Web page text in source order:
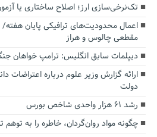
تک‌نرخی‌سازی ارز؛ اصلاح ساختاری یا
اعمال محدودیت‌های ترافیکی پایان
مقطعی چالوس و هراز
دیپلمات سابق انگلیس:‌ ترامپ خواهان
ارائه گزارش وزیر علوم درباره
دولت
رشد ۶۱ هزار واحدی شاخص بورس
چگونه مواد روان‌گردان، خاطره را به